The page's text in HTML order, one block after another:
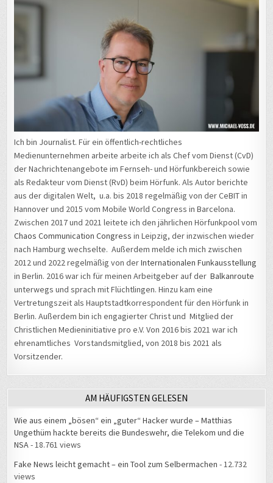
Ich bin Journalist. Für ein öffentlich-rechtliches
Medienunternehmen arbeite arbeite ich als Chef vom Dienst (CvD)
der Nachrichtenangebote im Fernseh- und Hörfunkbereich sowie
als Redakteur vom Dienst (RvD) beim Hörfunk. Als Autor berichte
aus der digitalen Welt, u.a. bis 2018 regelmäßig von der CeBIT in
Hannover und 2015 vom Mobile World Congress in Barcelona.
Zwischen 2017 und 2021 leitete ich den jährlichen Hörfunkpool vom
Chaos Communication Congress in Leipzig, der inzwischen wieder
nach Hamburg wechselte. Außerdem melde ich mich zwischen
2012 und 2022 regelmäßig von derInternationalen Funkausstellung
in Berlin. 2016 war ich für meinen Arbeitgeber auf derBalkanroute
unterwegs und sprach mit Flüchtlingen. Hinzu kam eine
Vertretungszeit als Hauptstadtkorrespondent für den Hörfunk in
Berlin. Außerdem bin ich engagierter Christ und Mitglied der
Christlichen Medieninitiative pro e.V. Von 2016 bis 2021 war ich
ehrenamtliches Vorstandsmitglied, von 2018 bis 2021 als
Vorsitzender.
AM HÄUFIGSTEN GELESEN
Wie aus einem „bösen“ ein „guter“ Hacker wurde – Matthias
Ungethüm hackte bereits die Bundeswehr, die Telekom und die
NSA- 18.761 views
Fake News leicht gemacht – ein Tool zum Selbermachen - 12.732
views